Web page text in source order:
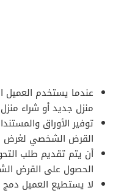
عندما يستخدم
منزل جديد أو شراء
توفير الأوراق
القرض الشخصي
الحصول على القرض
لا يستطيع العميل